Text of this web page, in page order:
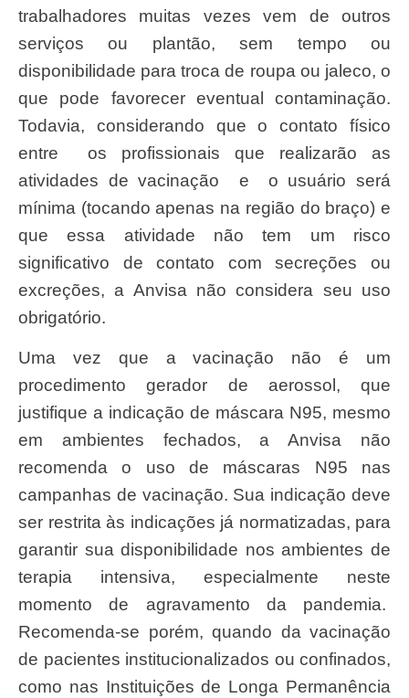
trabalhadores muitas vezes vem de outros
serviços ou plantão, sem tempo ou
disponibilidade para troca de roupa ou jaleco, o
que pode favorecer eventual contaminação.
Todavia, considerando que o contato físico
entre os profissionais que realizarão as
atividades de vacinação e o usuário será
mínima (tocando apenas na região do braço) e
que essa atividade não tem um risco
significativo de contato com secreções ou
excreções, a Anvisa não considera seu uso
obrigatório.
Uma vez que a vacinação não é um
procedimento gerador de aerossol, que
justifique a indicação de máscara N95, mesmo
em ambientes fechados, a Anvisa não
recomenda o uso de máscaras N95 nas
campanhas de vacinação. Sua indicação deve
ser restrita às indicações já normatizadas, para
garantir sua disponibilidade nos ambientes de
terapia intensiva, especialmente neste
momento de agravamento da pandemia.
Recomenda-se porém, quando da vacinação
de pacientes institucionalizados ou confinados,
como nas Instituições de Longa Permanência